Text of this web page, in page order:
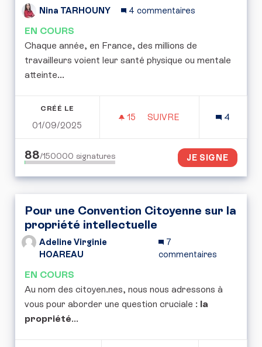
Nina TARHOUNY 4 commentaires
EN COURS
Chaque année, en France, des millions de
travailleurs voient leur santé physique ou mentale
atteinte...
CRÉÉ LE
01/09/2025
15 15 ABONNÉS
SUIVRE
4
88/150000 signatures JE SIGNE
Pour une Convention Citoyenne sur la
propriété intellectuelle
Adeline Virginie
HOAREAU
7
commentaires
EN COURS
Au nom des citoyen.nes, nous nous adressons à
vous pour aborder une question cruciale : la
propriété...